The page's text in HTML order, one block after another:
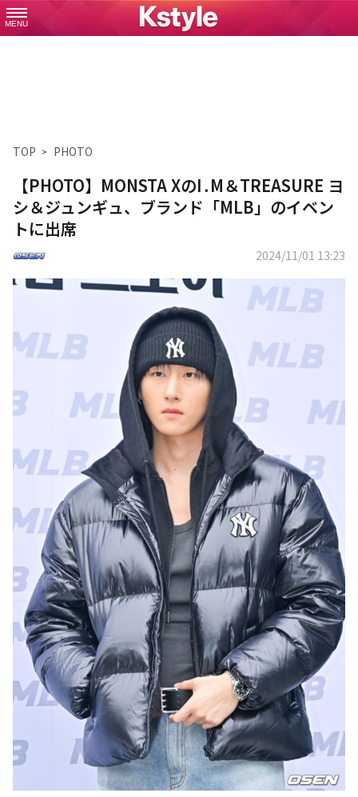
MENU
TOP PHOTO
【PHOTO】MONSTA XのI․M＆TREASURE ヨ
シ＆ジュンギュ、ブランド「MLB」のイベン
トに出席
2024/11/01 13:23